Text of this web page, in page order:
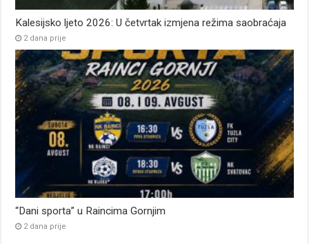
Kalesijsko ljeto 2026: U četvrtak izmjena režima saobraćaja
2 dana prije
“Dani sporta” u Raincima Gornjim
2 dana prije